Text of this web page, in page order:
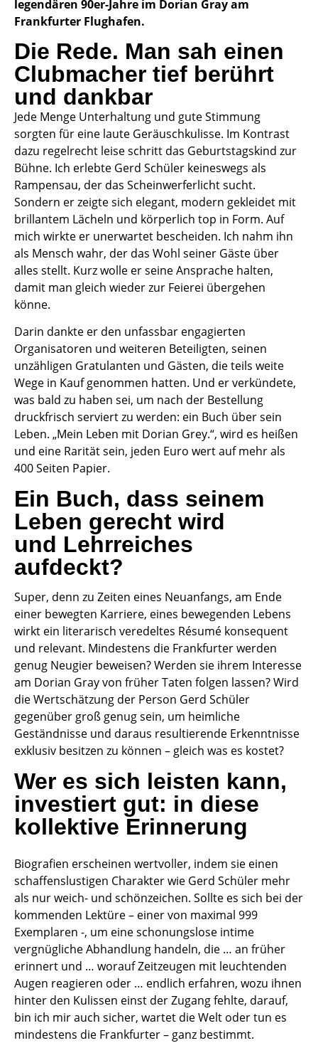
legendären 90er-Jahre im Dorian Gray am
Frankfurter Flughafen.
Die Rede. Man sah einen
Clubmacher tief berührt
und dankbar
Jede Menge Unterhaltung und gute Stimmung
sorgten für eine laute Geräuschkulisse. Im Kontrast
dazu regelrecht leise schritt das Geburtstagskind zur
Bühne. Ich erlebte Gerd Schüler keineswegs als
Rampensau, der das Scheinwerferlicht sucht.
Sondern er zeigte sich elegant, modern gekleidet mit
brillantem Lächeln und körperlich top in Form. Auf
mich wirkte er unerwartet bescheiden. Ich nahm ihn
als Mensch wahr, der das Wohl seiner Gäste über
alles stellt. Kurz wolle er seine Ansprache halten,
damit man gleich wieder zur Feierei übergehen
könne.
Darin dankte er den unfassbar engagierten
Organisatoren und weiteren Beteiligten, seinen
unzähligen Gratulanten und Gästen, die teils weite
Wege in Kauf genommen hatten. Und er verkündete,
was bald zu haben sei, um nach der Bestellung
druckfrisch serviert zu werden: ein Buch über sein
Leben. „Mein Leben mit Dorian Grey.“, wird es heißen
und eine Rarität sein, jeden Euro wert auf mehr als
400 Seiten Papier.
Ein Buch, dass seinem
Leben gerecht wird
und Lehrreiches
aufdeckt?
Super, denn zu Zeiten eines Neuanfangs, am Ende
einer bewegten Karriere, eines bewegenden Lebens
wirkt ein literarisch veredeltes Résumé konsequent
und relevant. Mindestens die Frankfurter werden
genug Neugier beweisen? Werden sie ihrem Interesse
am Dorian Gray von früher Taten folgen lassen? Wird
die Wertschätzung der Person Gerd Schüler
gegenüber groß genug sein, um heimliche
Geständnisse und daraus resultierende Erkenntnisse
exklusiv besitzen zu können – gleich was es kostet?
Wer es sich leisten kann,
investiert gut: in diese
kollektive Erinnerung
Biografien erscheinen wertvoller, indem sie einen
schaffenslustigen Charakter wie Gerd Schüler mehr
als nur weich- und schönzeichen. Sollte es sich bei der
kommenden Lektüre – einer von maximal 999
Exemplaren -, um eine schonungslose intime
vergnügliche Abhandlung handeln, die … an früher
erinnert und … worauf Zeitzeugen mit leuchtenden
Augen reagieren oder … endlich erfahren, wozu ihnen
hinter den Kulissen einst der Zugang fehlte, darauf,
bin ich mir auch sicher, wartet die Welt oder tun es
mindestens die Frankfurter – ganz bestimmt.